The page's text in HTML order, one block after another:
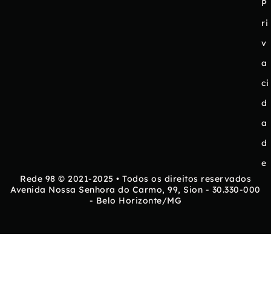
P
ri
v
a
ci
d
a
d
e
Rede 98 © 2021-2025 • Todos os direitos reservados
Avenida Nossa Senhora do Carmo, 99, Sion - 30.330-000
- Belo Horizonte/MG